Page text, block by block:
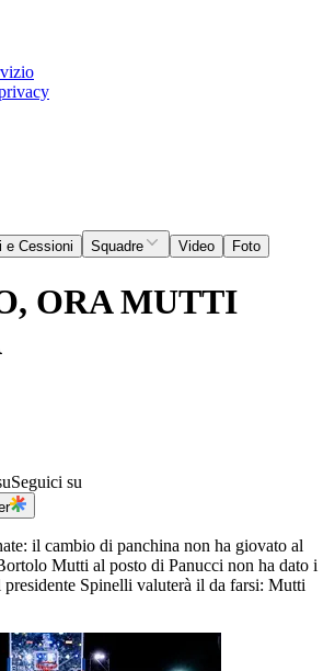
e Cessioni Squadre Video Foto
ORA MUTTI
Seguici su
il cambio di panchina non ha giovato al
Mutti al posto di Panucci non ha dato i
Spinelli valuterà il da farsi: Mutti